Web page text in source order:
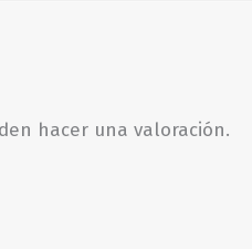
hacer una valoración.